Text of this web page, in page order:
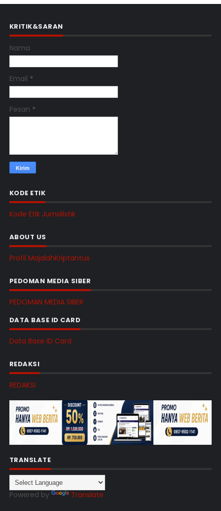
KRITIK&SARAN
Nama
Email *
Pesan *
KODE ETIK
Kode Etik Jurnalistik
ABOUT US
Profil MajalahKriptantus
PEDOMAN MEDIA SIBER
PEDOMAN MEDIA SIBER
DATA BASE ID CARD
Data Base ID Card
REDAKSI
REDAKSI
TRANSLATE
Powered by Translate